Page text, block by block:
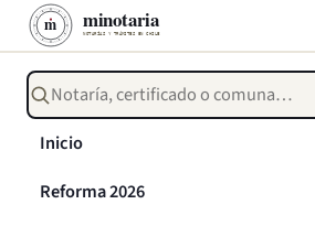
Buscar notarías, certificados o trámites
Inicio
Reforma 2026